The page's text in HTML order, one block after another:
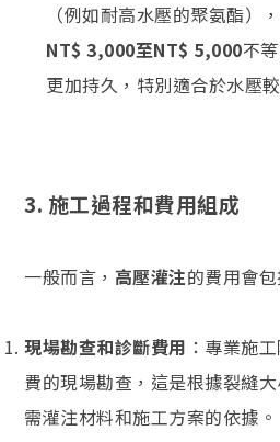
（例如耐高水壓的聚氨酯）
NT$ 3,000至NT$ 5,000不
更加持久，特別適合於水壓
3. 施工過程和費用組成
一般而言， 高壓灌注的費用會
現場勘查和診斷費用 ：專業施
費的現場勘查，這是根據裂縫
需灌注材料和施工方案的依據。